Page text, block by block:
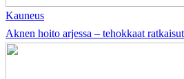
Kauneus
Aknen hoito arjessa – tehokkaat